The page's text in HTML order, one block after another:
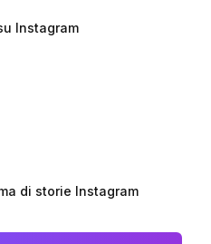
Instagram
di storie Instagram